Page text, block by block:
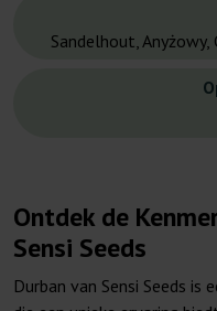
Sandelhout,
Ontdek de
Sensi Seeds
Durban van Sensi Seeds is